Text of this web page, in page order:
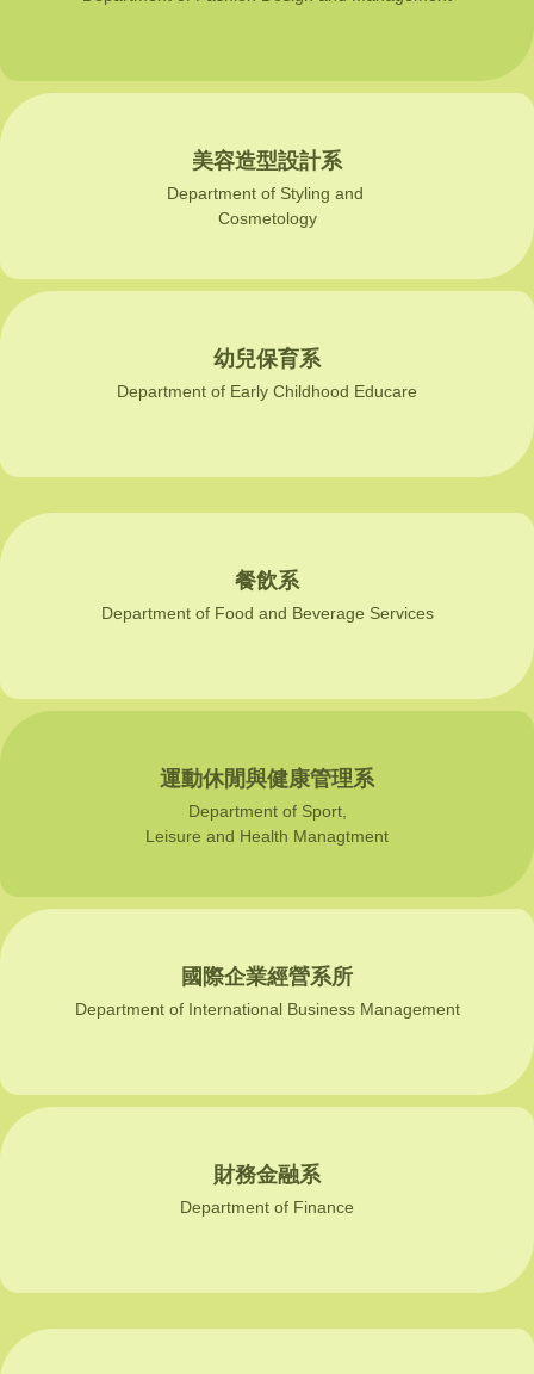
美容造型設計系
Department of Styling and
Cosmetology
幼兒保育系
Department of Early Childhood Educare
餐飲系
Department of Food and Beverage Services
運動休閒與健康管理系
Department of Sport,
Leisure and Health Managtment
國際企業經營系所
Department of International Business Management
財務金融系
Department of Finance